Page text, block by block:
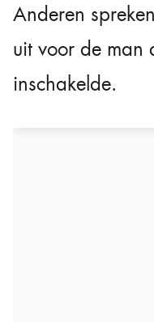
Anderen
uit voor de man
inschakelde.